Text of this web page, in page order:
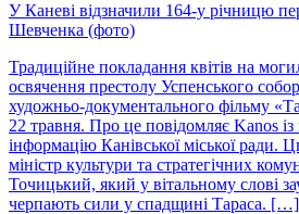
У Каневі відзначили 164-у річницю
Шевченка (фото)
Традиційне покладання квітів на
освячення престолу Успенського
художньо-документального фільму
22 травня. Про це повідомляє Kanos
інформацію Канівської міської ради.
міністр культури та стратегічних
Точицький, який у вітальному слові
черпають сили у спадщині Тараса. […]